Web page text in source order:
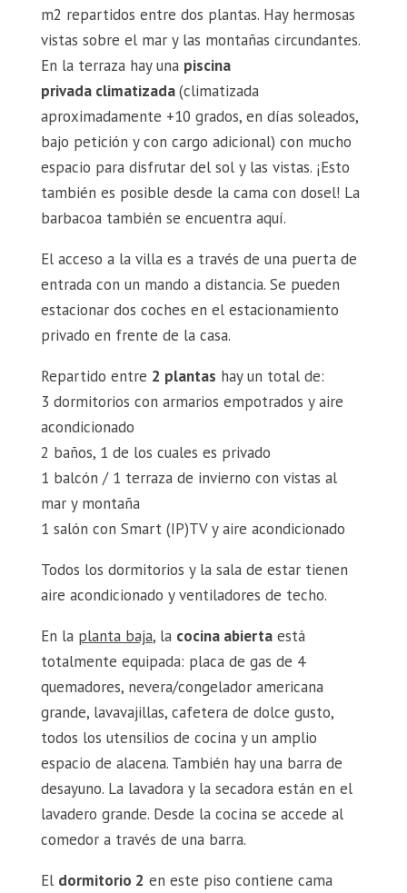
m2 repartidos entre dos plantas. Hay hermosas
vistas sobre el mar y las montañas circundantes.
En la terraza hay una piscina
privada climatizada(climatizada
aproximadamente +10 grados, en días soleados,
bajo petición y con cargo adicional) con mucho
espacio para disfrutar del sol y las vistas. ¡Esto
también es posible desde la cama con dosel! La
barbacoa también se encuentra aquí.
El acceso a la villa es a través de una puerta de
entrada con un mando a distancia. Se pueden
estacionar dos coches en el estacionamiento
privado en frente de la casa.
Repartido entre 2 plantas hay un total de:
3 dormitorios con armarios empotrados y aire
acondicionado
2 baños, 1 de los cuales es privado
1 balcón / 1 terraza de invierno con vistas al
mar y montaña
1 salón con Smart (IP)TV y aire acondicionado
Todos los dormitorios y la sala de estar tienen
aire acondicionado y ventiladores de techo.
En la planta baja, la cocina abiertaestá
totalmente equipada: placa de gas de 4
quemadores, nevera/congelador americana
grande, lavavajillas, cafetera de dolce gusto,
todos los utensilios de cocina y un amplio
espacio de alacena. También hay una barra de
desayuno. La lavadora y la secadora están en el
lavadero grande. Desde la cocina se accede al
comedor a través de una barra.
El dormitorio 2 en este piso contiene cama